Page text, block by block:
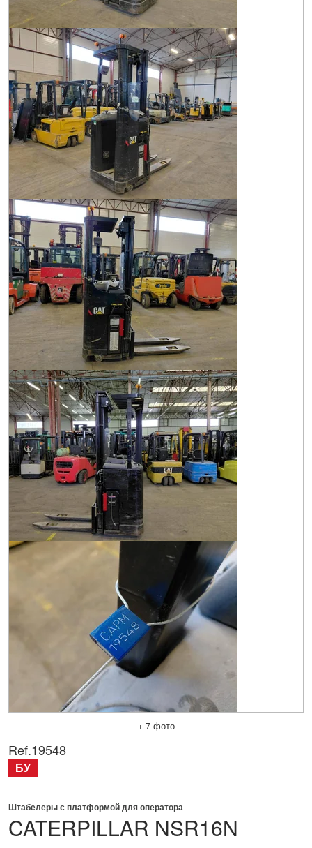
+ 7 фото
CATERPILLAR NSR16N
Штабелеры с платформой для оператора
Ref.19548
БУ